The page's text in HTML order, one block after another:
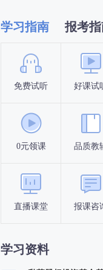
学习指南 报考
免费试听 好课试
0元领课 品质教
直播课堂 报课咨
学习资料